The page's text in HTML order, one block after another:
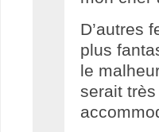
D’autres
plus
le
serait très